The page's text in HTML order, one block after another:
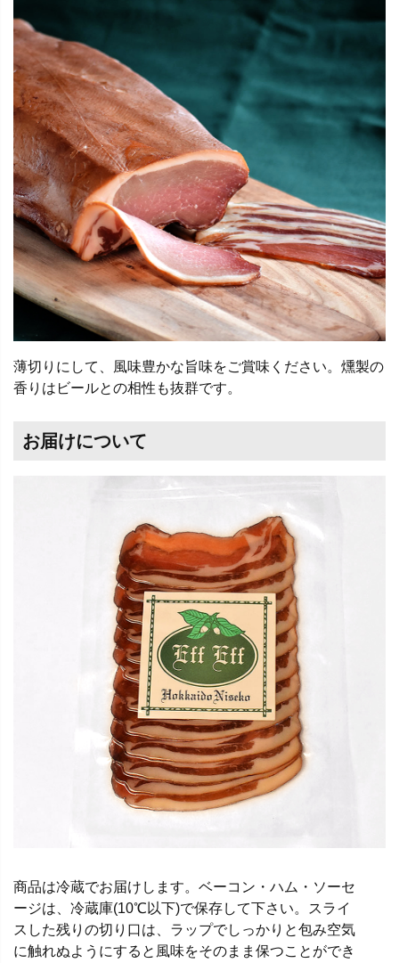
薄切りにして、風味豊かな旨味をご賞味ください。燻製の
香りはビールとの相性も抜群です。
お届けについて
商品は冷蔵でお届けします。ベーコン・ハム・ソーセ
ージは、冷蔵庫(10℃以下)で保存して下さい。スライ
スした残りの切り口は、ラップでしっかりと包み空気
に触れぬようにすると風味をそのまま保つことができ